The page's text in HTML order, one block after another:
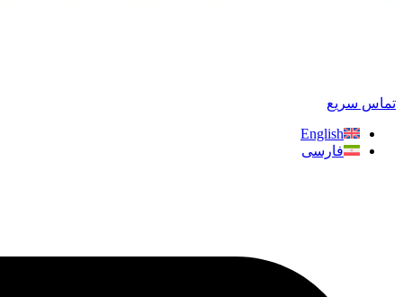
تماس سریع
English
فارسی